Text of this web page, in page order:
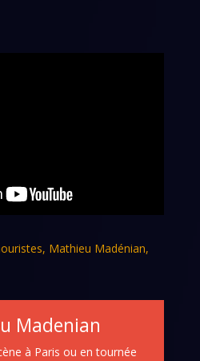
, Mathieu Madénian,
Madenian
à Paris ou en tournée